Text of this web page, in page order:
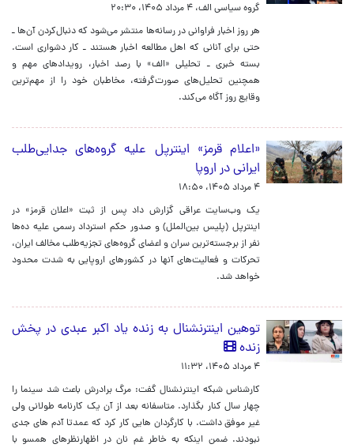
گروه سیاسی الف، ۴ مرداد ۱۴۰۵، ۲۰:۳۰
هر روز اخبار فراوانی در رسانه‌ها منتشر می‌شود که دنبال‌کردن آن‌ها ـ
حتی برای آنانی که اهل مطالعه اخبار هستند‌ ـ کار دشواری است.
بسته خبری ـ تحلیلی «الف» با رصد اخبار، رویدادهای مهم و
همچنین تحلیل‌های صورت‌گرفته، مخاطبان خود را از مهم‌ترین
وقایع روز آگاه می‌کند.
«اعلام قرمز» اینترپل علیه گروه‌های جدایی‌طلب
ایرانی در اروپا
۴ مرداد ۱۴۰۵، ۱۸:۵۰
یک وب‌سایت عراقی گزارش داد پس از ثبت «اعلان قرمز» در
اینترپل (پلیس بین‌الملل) و صدور حکم استرداد رسمی علیه ده‌ها
نفر از برجسته‌ترین سران و اعضای گروه‌های تجزیه‌طلب مخالف ایران،
تحرکات و فعالیت‌های آنها در کشورهای اروپایی به شدت محدود
خواهد شد.
توهین اینترنشنال به زنده یاد اکبر عبدی در پخش
زنده
۴ مرداد ۱۴۰۵، ۱۱:۳۲
کارشناس شبکه اینترنشنال گفت: مرگ برادرش باعث شد سینما را
چهار سال کنار بگذارد. متاسفانه بعد از آن یک کارنامه طولانی ولی
غیر موفق داشت. با کارگردان هایی کار کرد که عمدتا آدم های جدی
نبودند. ضمن اینکه به خاطر غم نان در اظهارنظرهای همسو با